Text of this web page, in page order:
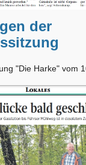
der
"Die Harke" vom